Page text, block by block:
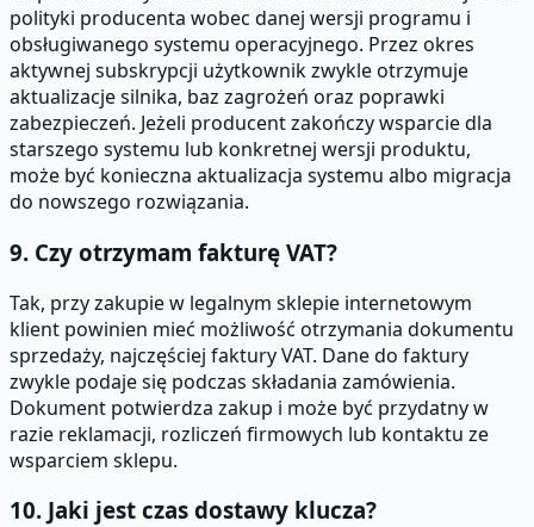
polityki producenta wobec danej wersji programu i
obsługiwanego systemu operacyjnego. Przez okres
aktywnej subskrypcji użytkownik zwykle otrzymuje
aktualizacje silnika, baz zagrożeń oraz poprawki
zabezpieczeń. Jeżeli producent zakończy wsparcie dla
starszego systemu lub konkretnej wersji produktu,
może być konieczna aktualizacja systemu albo migracja
do nowszego rozwiązania.
9. Czy otrzymam fakturę VAT?
Tak, przy zakupie w legalnym sklepie internetowym
klient powinien mieć możliwość otrzymania dokumentu
sprzedaży, najczęściej faktury VAT. Dane do faktury
zwykle podaje się podczas składania zamówienia.
Dokument potwierdza zakup i może być przydatny w
razie reklamacji, rozliczeń firmowych lub kontaktu ze
wsparciem sklepu.
10. Jaki jest czas dostawy klucza?